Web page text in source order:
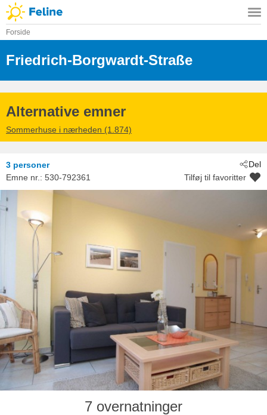
Forside
Friedrich-Borgwardt-Straße
- 18225
-
Alternative emner
Sommerhuse i nærheden (1.874)
Del
3 personer
Emne nr.: 530-792361 Tilføj til favoritter
7 overnatninger